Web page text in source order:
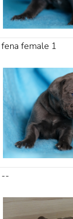
fena female 1
--